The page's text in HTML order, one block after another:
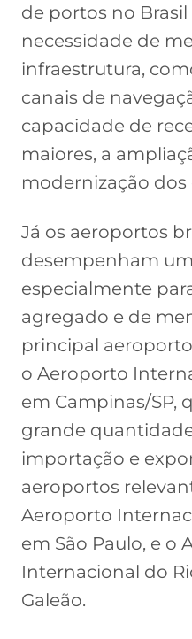
de portos no
necessidade de
infraestrutura,
canais de
capacidade de
maiores, a
modernização
Já os aeroportos
desempenham
especialmente
agregado e de
principal
o Aeroporto
em Campinas/SP,
grande
importação e
aeroportos
Aeroporto
em São Paulo, e o
Internacional do
Galeão.